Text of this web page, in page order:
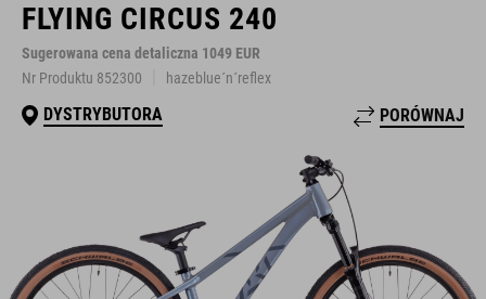
FLYING CIRCUS 240
Sugerowana cena detaliczna 1049 EUR
Nr Produktu 852300
hazeblue´n´reflex
DYSTRYBUTORA PORÓWNAJ